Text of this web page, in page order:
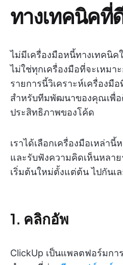
ทางเทคนิคที่
ไม่มีเครื่องมือหนี้ทางเทคนิ
ไม่ใช่ทุกเครื่องมือที่จะเหม
รายการนี้วิเคราะห์เครื่องมื
สำหรับทีมพัฒนาของคุณเพื่
ประสิทธิภาพของโค้ด
เราได้เลือกเครื่องมือเหล่า
และรับฟังความคิดเห็นหลา
เริ่มต้นใหม่ตั้งแต่ต้น ไปกันเ
1. คลิกอัพ
ClickUp เป็นแพลตฟอร์มก